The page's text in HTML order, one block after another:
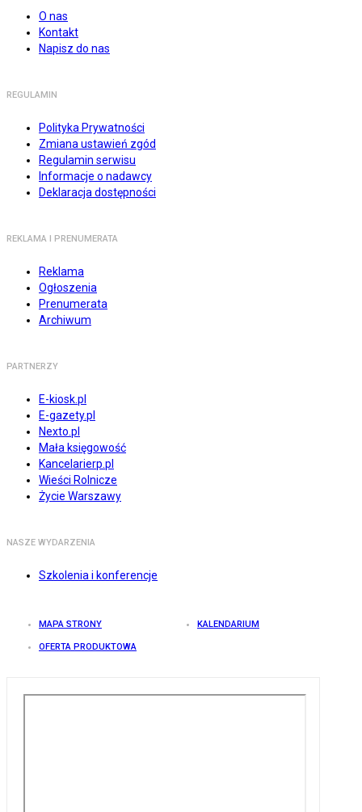
O nas
Kontakt
Napisz do nas
REGULAMIN
Polityka Prywatności
Zmiana ustawień zgód
Regulamin serwisu
Informacje o nadawcy
Deklaracja dostępności
REKLAMA I PRENUMERATA
Reklama
Ogłoszenia
Prenumerata
Archiwum
PARTNERZY
E-kiosk.pl
E-gazety.pl
Nexto.pl
Mała księgowość
Kancelarierp.pl
Wieści Rolnicze
Życie Warszawy
NASZE WYDARZENIA
Szkolenia i konferencje
MAPA STRONY KALENDARIUM
OFERTA PRODUKTOWA